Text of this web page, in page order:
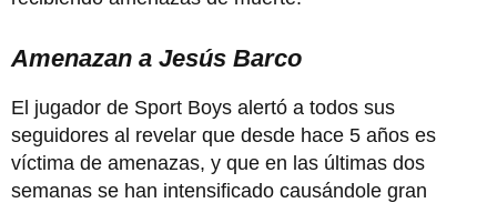
Amenazan a Jesús Barco
El jugador de Sport Boys alertó a todos sus
seguidores al revelar que desde hace 5 años es
víctima de amenazas, y que en las últimas dos
semanas se han intensificado causándole gran